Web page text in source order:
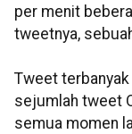
per menit
tweetnya,
Tweet
sejumlah tweet
semua momen